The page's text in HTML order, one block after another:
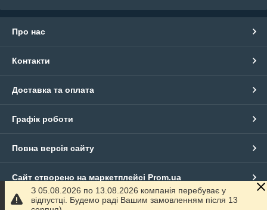
Про нас
Контакти
Доставка та оплата
Графік роботи
Повна версія сайту
Сайт створено на маркетплейсі Prom.ua
Політика конфіденційності
З 05.08.2026 по 13.08.2026 компанія перебуває у
відпустці. Будемо раді Вашим замовленням після 13